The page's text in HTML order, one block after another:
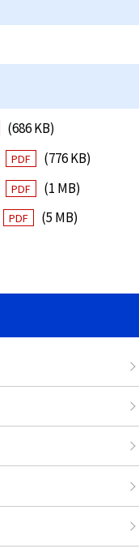
(686 KB)
PDF
(776 KB)
PDF
(1 MB)
PDF
(5 MB)